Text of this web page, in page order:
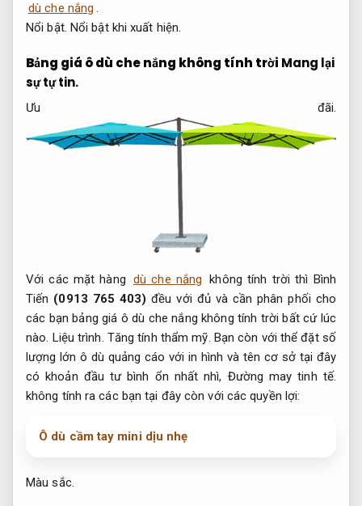
dù che nắng .
Nổi bật. Nổi bật khi xuất hiện.
Bảng giá ô dù che nắng không tính trời Mang lại
sự tự tin.
Ưu đãi.
Với các mặt hàng dù che nắng không tính trời thì Bình
Tiến (0913 765 403) đều với đủ và cần phân phối cho
các bạn bảng giá ô dù che nắng không tính trời bất cứ lúc
nào. Liệu trình. Tăng tính thẩm mỹ. Bạn còn với thể đặt số
lượng lớn ô dù quảng cáo với in hình và tên cơ sở tại đây
có khoản đầu tư bình ổn nhất nhì, Đường may tinh tế.
không tính ra các bạn tại đây còn với các quyền lợi:
Ô dù cầm tay mini dịu nhẹ
Màu sắc.